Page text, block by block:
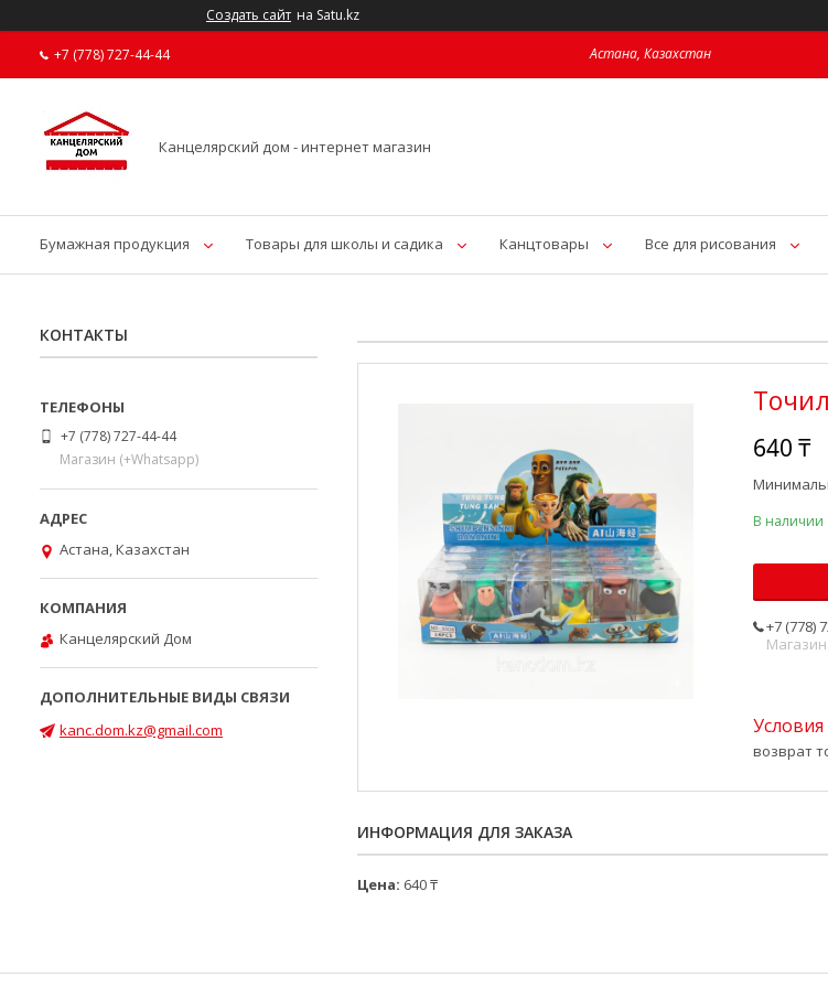
Создать сайт на Satu.kz
+7 (778) 727-44-44 Астана, Казахстан
Канцелярский дом - интернет магазин
Бумажная продукция Товары для школы и садика Канцтовары Все для рисования
640 ₸
В наличии
+7 (778)
возврат
ИНФОРМАЦИЯ ДЛЯ ЗАКАЗА
Цена: 640 ₸
КОНТАКТЫ
+7 (778) 727-44-44
Магазин (+Whatsapp)
Астана, Казахстан
Канцелярский Дом
kanc.dom.kz@gmail.com